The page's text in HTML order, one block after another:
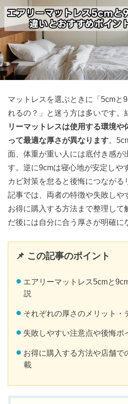
マットレスを選ぶときに「5cmと
れるの？」と迷う方は多いです。
リーマットレスは使用する環境や
って最適な厚さが異なります。
面、体重が重い人には底付き感が
す。逆に9cmは寝心地が安定しや
カビ対策を怠ると後悔につながる
記事では、両者の特徴や失敗しや
お得に購入する方法まで整理して
だ後には自分に合う厚さが明確に
📌 この記事のポイント
エアリーマットレス5cmと
説
それぞれの厚さのメリット・
失敗しやすい注意点や後悔ポ
お得に購入する方法や店舗で
載